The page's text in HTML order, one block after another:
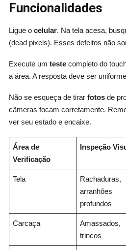
Funcionalidades
Ligue o celular. Na tela acesa,
(dead pixels). Esses defeitos não
Execute um testecompleto do
a área. A resposta deve ser
Não se esqueça de tirar fotosde
câmeras focam corretamente.
ver seu estado e encaixe.
Área de
Verificação
Inspeção
Tela
Rachaduras,
arranhões
profundos
Carcaça
Amassados,
trincos